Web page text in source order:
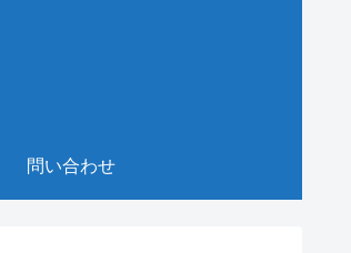
問い合わせ